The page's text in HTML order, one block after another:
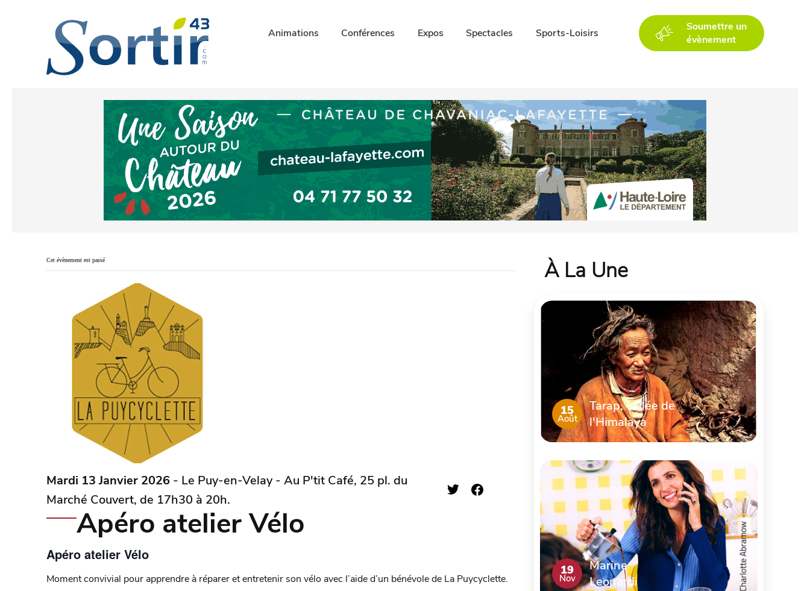
Animations Conférences Expos Spectacles Sports-Loisirs
Soumettre un
évènement
Cet évènement est passé
Mardi 13 Janvier 2026 - Le Puy-en-Velay - Au P'tit Café, 25 pl. du
Marché Couvert, de 17h30 à 20h.
Apéro atelier Vélo
Apéro atelier Vélo
Moment convivial pour apprendre à réparer et entretenir son vélo avec l’aide d’un bénévole de La Puycyclette.
À La Une
15
Août
Tarap, vallée de
l'Himalaya
19
Nov
Marine
Leonardi